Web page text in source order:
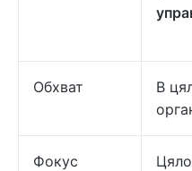
Обхват
В
Фокус